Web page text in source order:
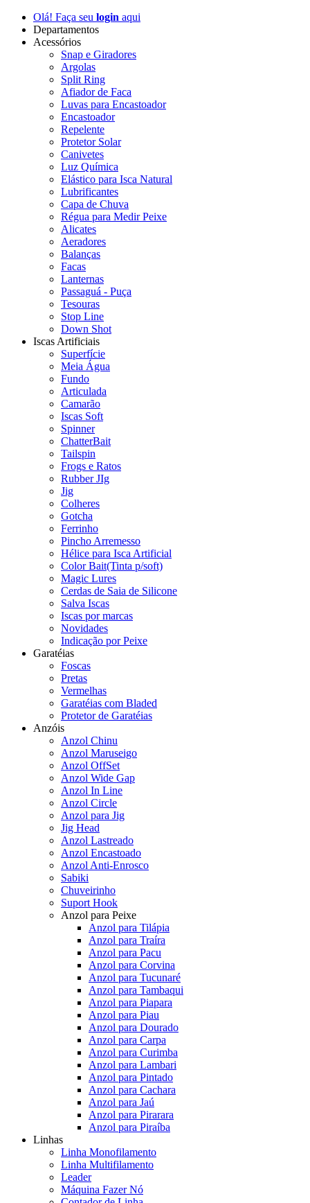
Olá! Faça seu login aqui
Departamentos
Acessórios
Snap e Giradores
Argolas
Split Ring
Afiador de Faca
Luvas para Encastoador
Encastoador
Repelente
Protetor Solar
Canivetes
Luz Química
Elástico para Isca Natural
Lubrificantes
Capa de Chuva
Régua para Medir Peixe
Alicates
Aeradores
Balanças
Facas
Lanternas
Passaguá - Puça
Tesouras
Stop Line
Down Shot
Iscas Artificiais
Superfície
Meia Água
Fundo
Articulada
Camarão
Iscas Soft
Spinner
ChatterBait
Tailspin
Frogs e Ratos
Rubber JIg
Jig
Colheres
Gotcha
Ferrinho
Pincho Arremesso
Hélice para Isca Artificial
Color Bait(Tinta p/soft)
Magic Lures
Cerdas de Saia de Silicone
Salva Iscas
Iscas por marcas
Novidades
Indicação por Peixe
Garatéias
Foscas
Pretas
Vermelhas
Garatéias com Bladed
Protetor de Garatéias
Anzóis
Anzol Chinu
Anzol Maruseigo
Anzol OffSet
Anzol Wide Gap
Anzol In Line
Anzol Circle
Anzol para Jig
Jig Head
Anzol Lastreado
Anzol Encastoado
Anzol Anti-Enrosco
Sabiki
Chuveirinho
Suport Hook
Anzol para Peixe
Anzol para Tilápia
Anzol para Traíra
Anzol para Pacu
Anzol para Corvina
Anzol para Tucunaré
Anzol para Tambaqui
Anzol para Piapara
Anzol para Piau
Anzol para Dourado
Anzol para Carpa
Anzol para Curimba
Anzol para Lambari
Anzol para Pintado
Anzol para Cachara
Anzol para Jaú
Anzol para Pirarara
Anzol para Piraíba
Linhas
Linha Monofilamento
Linha Multifilamento
Leader
Máquina Fazer Nó